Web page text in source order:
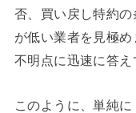
否、買い戻し特約
が低い業者を見極め
不明点に迅速に答え
このように、単純